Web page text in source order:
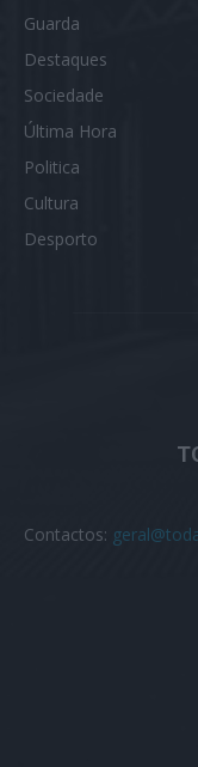
Guarda
Destaques
Sociedade
Última Hora
Politica
Cultura
Desporto
Contactos: